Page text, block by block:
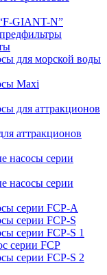
GIANT-N”
для морской воды
Maxi
для аттракционов
аттракционов
насосы серии
насосы серии
серии FCP-A
серии FCP-S
серии FCP-S 1
серии FCP
серии FCP-S 2